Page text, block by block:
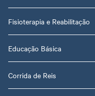
Fisioterapia e Reabilitação
Educação Básica
Corrida de Reis